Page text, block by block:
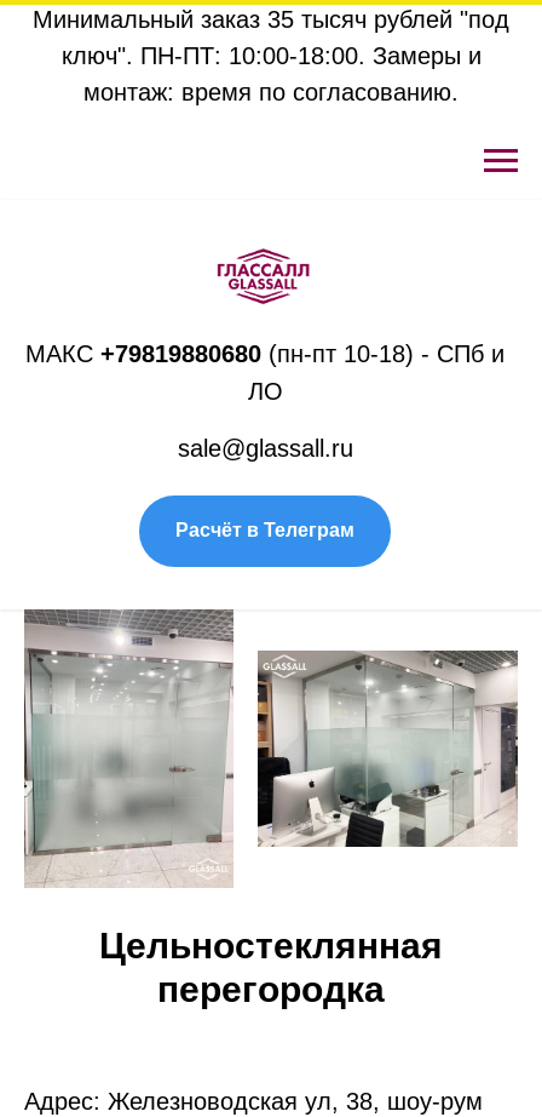
Минимальный заказ 35 тысяч рублей "под
ключ". ПН-ПТ: 10:00-18:00. Замеры и
монтаж: время по согласованию.
МАКС +79819880680 (пн-пт 10-18) - СПб и
ЛО
sale@glassall.ru
Расчёт в Телеграм
Цельностеклянная
перегородка
Адрес: Железноводская ул, 38, шоу-рум